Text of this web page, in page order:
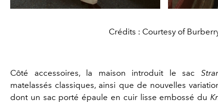
Crédits : Courtesy of
Côté accessoires, la maison introduit le sac
matelassés classiques, ainsi que de nouvelles
dont un sac porté épaule en cuir lisse embossé du